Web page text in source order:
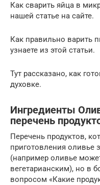
Как сварить яйца в
нашей статье на сайте.
Как правильно варить
узнаете из этой статьи.
Тут рассказано, как
духовке.
Ингредиенты
перечень
Перечень продуктов,
приготовления оливье
(например оливье
вегетарианским), но в
вопросом «Какие